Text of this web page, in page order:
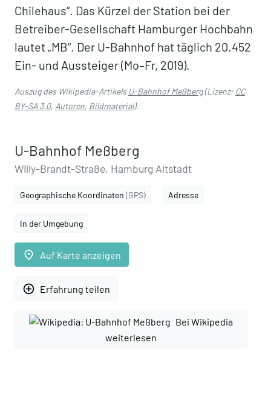
Chilehaus“. Das Kürzel der Station bei der
Betreiber-Gesellschaft Hamburger Hochbahn
lautet „MB“. Der U-Bahnhof hat täglich 20.452
Ein- und Aussteiger (Mo–Fr, 2019).
Auszug des Wikipedia-Artikels U-Bahnhof Meßberg(Lizenz: CC
BY-SA 3.0, Autoren, Bildmaterial).
U-Bahnhof Meßberg
Willy-Brandt-Straße, Hamburg Altstadt
Geographische Koordinaten (GPS) Adresse
In der Umgebung
place Auf Karte anzeigen
add_circle_outline Erfahrung teilen
Bei Wikipedia
weiterlesen